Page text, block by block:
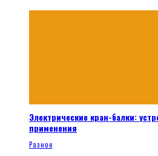
Электрические кран-балки:
применения
Разное